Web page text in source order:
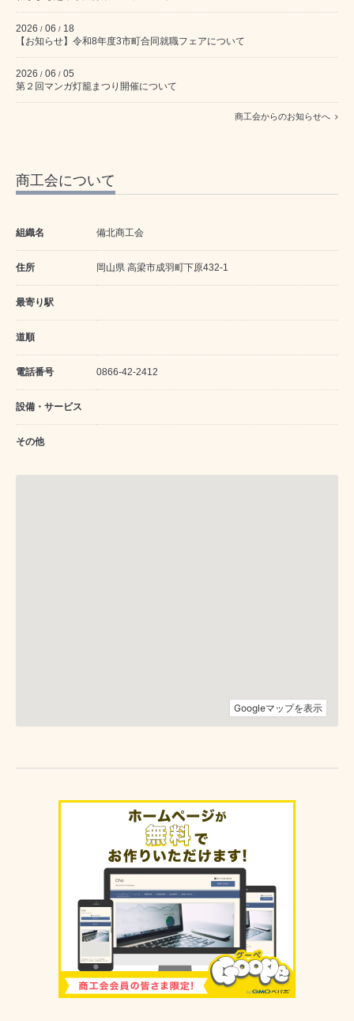
2026 / 06 / 18
【お知らせ】令和8年度3市町合同就職フェアについて
2026 / 06 / 05
第２回マンガ灯籠まつり開催について
商工会からのお知らせへ
商工会について
組織名 備北商工会
住所 岡山県 高梁市成羽町下原432-1
最寄り駅
道順
電話番号 0866-42-2412
設備・サービス
その他